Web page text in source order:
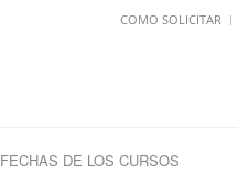
COMO SOLICITAR
FECHAS DE LOS CURSOS